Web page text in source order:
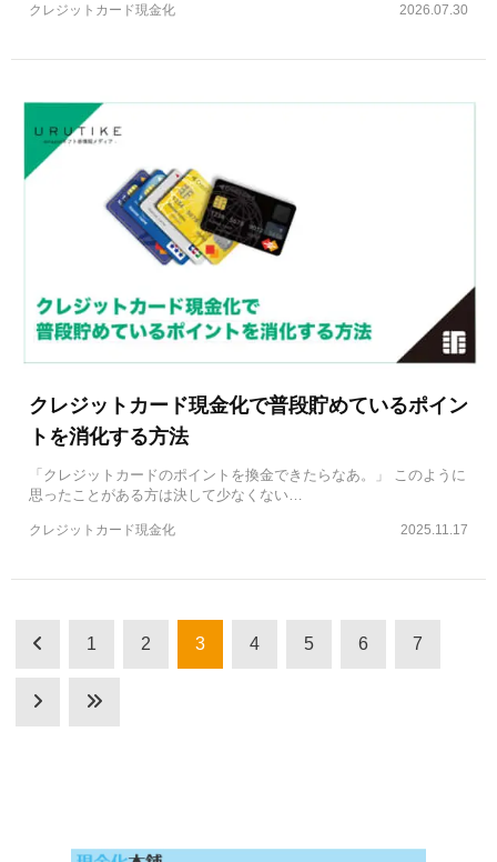
2026.07.30
クレジットカード現金化
クレジットカード現金化で普段貯めているポイン
トを消化する方法
「クレジットカードのポイントを換金できたらなあ。」 このように
思ったことがある方は決して少なくない…
2025.11.17
クレジットカード現金化
1 2 3 4 5 6 7